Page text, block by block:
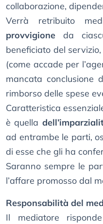
collaborazione,
Verrà retribuito
provvigione da
beneficiato del servizio,
(come accade per
mancata conclusione
rimborso delle spese
Caratteristica
è quella
ad entrambe le parti,
di esse che gli ha
Saranno sempre le
l’affare promosso dal
Responsabilità del
Il mediatore